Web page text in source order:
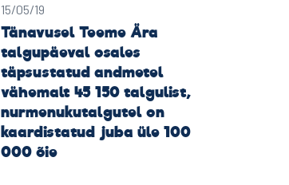
15/05/19
Tänavusel Teeme Ära
talgupäeval osales
täpsustatud andmetel
vähemalt 45 150 talgulist,
nurmenukutalgutel on
kaardistatud juba üle 100
000 õie